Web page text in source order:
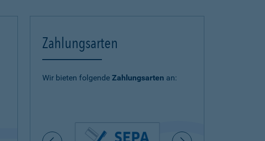
Zahlungsarten
Wir bieten folgendeZahlungsarten an: